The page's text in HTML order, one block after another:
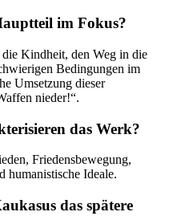
im Fokus?
Kindheit, den Weg in die
Bedingungen im
Umsetzung dieser
nieder!“.
das Werk?
Friedensbewegung,
humanistische Ideale.
das spätere